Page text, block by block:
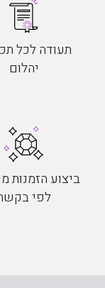
תעודה לכל
יהלום
ביצוע הזמנות
לפי